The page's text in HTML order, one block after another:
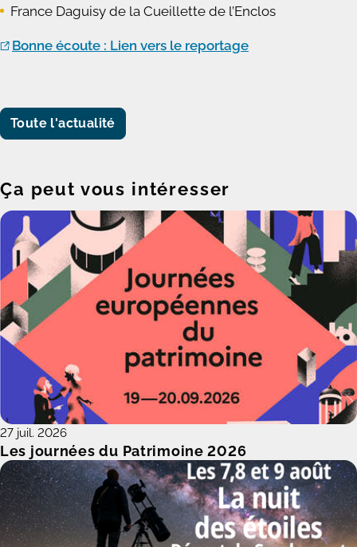
France Daguisy de la Cueillette de l’Enclos
Bonne écoute : Lien vers le reportage
Toute l'actualité
Ça peut vous intéresser
Les journées du Patrimoine 2026
27 juil. 2026